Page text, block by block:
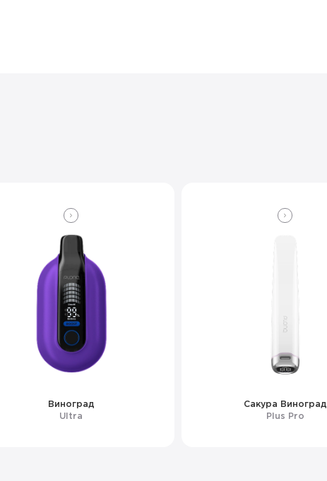
Виноград
Ultra
Сакура Виноград
Plus Pro